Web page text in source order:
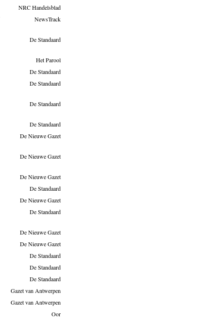
NRC Handelsblad
NewsTrack
De Standaard
Het Parool
De Standaard
De Standaard
De Standaard
De Standaard
De Nieuwe Gazet
De Nieuwe Gazet
De Nieuwe Gazet
De Standaard
De Nieuwe Gazet
De Standaard
De Nieuwe Gazet
De Nieuwe Gazet
De Standaard
De Standaard
De Standaard
Gazet van Antwerpen
Gazet van Antwerpen
Oor